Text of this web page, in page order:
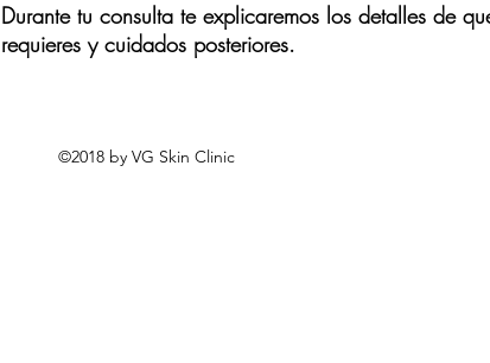
Durante tu consulta te explicaremos los detalles de
requieres y cuidados posteriores.
©2018 by VG Skin Clinic